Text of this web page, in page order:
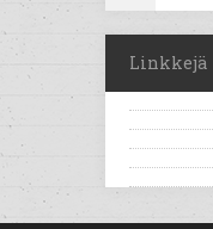
Linkkejä